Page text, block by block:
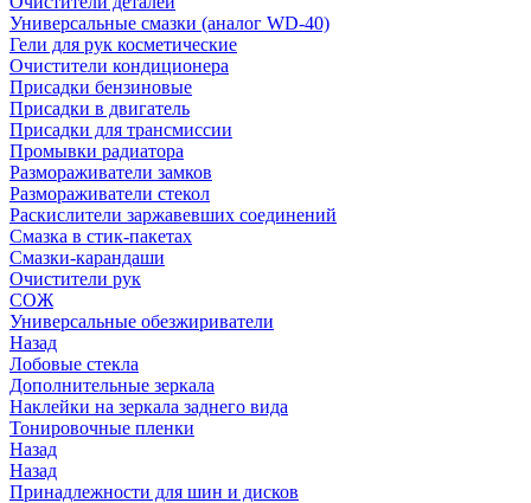
Универсальные смазки (аналог WD-40)
Гели для рук косметические
Очистители кондиционера
Присадки бензиновые
Присадки в двигатель
Присадки для трансмиссии
Промывки радиатора
Размораживатели замков
Размораживатели стекол
Раскислители заржавевших соединений
Смазка в стик-пакетах
Смазки-карандаши
Очистители рук
СОЖ
Универсальные обезжириватели
Назад
Лобовые стекла
Дополнительные зеркала
Наклейки на зеркала заднего вида
Тонировочные пленки
Назад
Назад
Принадлежности для шин и дисков